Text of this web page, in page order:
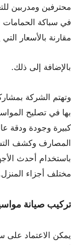
محترفين ومدربين
في سباكة الحمامات
مقارنة بالأسعار
بالإضافة إلى ذلك.
وتهتم الشركة
بها في تصليح
كبيرة وجودة ودقة
المصارف وكشف
باستخدام أحدث
مختلف أجزاء
تركيب صيانة
يمكن الاعتماد على